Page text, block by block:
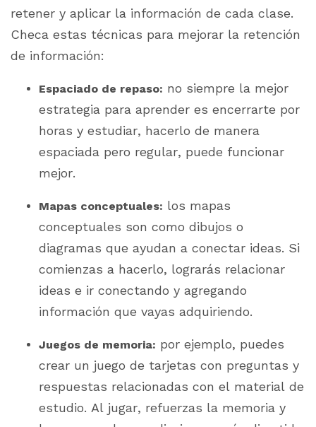
retener y aplicar la información de cada clase.
Checa estas técnicas para mejorar la retención
de información:
Espaciado de repaso: no siempre la mejor
estrategia para aprender es encerrarte por
horas y estudiar, hacerlo de manera
espaciada pero regular, puede funcionar
mejor.
Mapas conceptuales: los mapas
conceptuales son como dibujos o
diagramas que ayudan a conectar ideas. Si
comienzas a hacerlo, lograrás relacionar
ideas e ir conectando y agregando
información que vayas adquiriendo.
Juegos de memoria: por ejemplo, puedes
crear un juego de tarjetas con preguntas y
respuestas relacionadas con el material de
estudio. Al jugar, refuerzas la memoria y